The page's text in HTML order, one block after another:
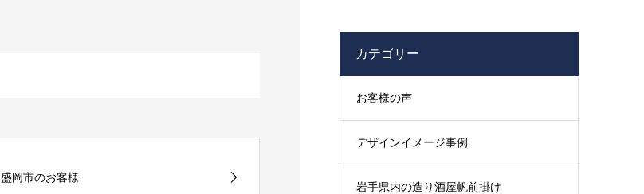
盛岡市のお客様
カテゴリー
お客様の声
デザインイメージ事例
岩手県内の造り酒屋帆前掛け